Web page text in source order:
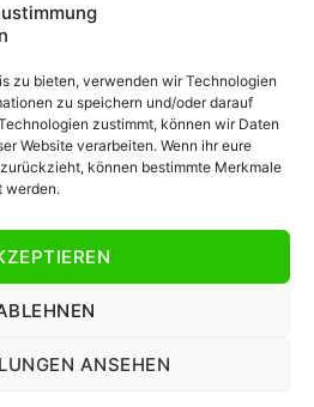
zu bieten, verwenden wir Technologien
zu speichern und/oder darauf
zustimmt, können wir Daten
Website verarbeiten. Wenn ihr eure
können bestimmte Merkmale
werden.
ANSEHEN
Bluesky
bis 2018/2019
2008